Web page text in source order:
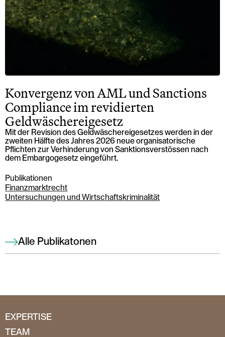
Konvergenz von AML und Sanctions
Compliance im revidierten
Geldwäschereigesetz
Mit der Revision des Geldwäschereigesetzes werden in der
zweiten Hälfte des Jahres 2026 neue organisatorische
Pflichten zur Verhinderung von Sanktionsverstössen nach
dem Embargogesetz eingeführt.
Publikationen
Finanzmarktrecht
Untersuchungen und Wirtschaftskriminalität
Alle Publikatonen
EXPERTISE
TEAM